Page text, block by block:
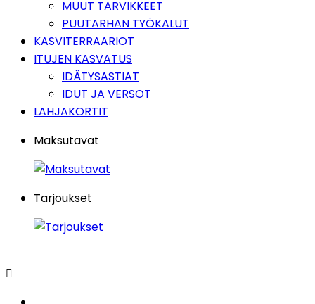
MUUT TARVIKKEET
PUUTARHAN TYÖKALUT
KASVITERRAARIOT
ITUJEN KASVATUS
IDÄTYSASTIAT
IDUT JA VERSOT
LAHJAKORTIT
Maksutavat
Tarjoukset
